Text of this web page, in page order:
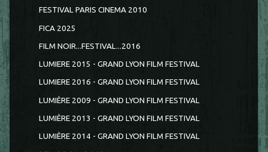
FESTIVAL PARIS CINEMA 2010
FICA 2025
FILM NOIR...FESTIVAL...2016
LUMIERE 2015 - GRAND LYON FILM FESTIVAL
LUMIERE 2016 - GRAND LYON FILM FESTIVAL
LUMIÈRE 2009 - GRAND LYON FILM FESTIVAL
LUMIÈRE 2013 - GRAND LYON FILM FESTIVAL
LUMIÈRE 2014 - GRAND LYON FILM FESTIVAL